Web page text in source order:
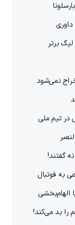
برتر
نمی‌شود
در تیم ملی
گفتند!
به فوتبال
را بد می‌کند!